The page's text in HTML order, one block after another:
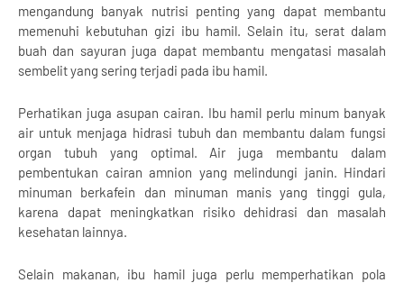
mengandung banyak nutrisi penting yang dapat membantu
memenuhi kebutuhan gizi ibu hamil. Selain itu, serat dalam
buah dan sayuran juga dapat membantu mengatasi masalah
sembelit yang sering terjadi pada ibu hamil.
Perhatikan juga asupan cairan. Ibu hamil perlu minum banyak
air untuk menjaga hidrasi tubuh dan membantu dalam fungsi
organ tubuh yang optimal. Air juga membantu dalam
pembentukan cairan amnion yang melindungi janin. Hindari
minuman berkafein dan minuman manis yang tinggi gula,
karena dapat meningkatkan risiko dehidrasi dan masalah
kesehatan lainnya.
Selain makanan, ibu hamil juga perlu memperhatikan pola